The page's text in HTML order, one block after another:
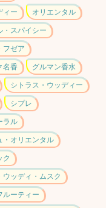
ィー オリエンタル
・スパイシー
フゼア
名香 グルマン香水
シトラス・ウッディー
シプレ
ラル
・オリエンタル
ク
ウッディ・ムスク
ルーティー